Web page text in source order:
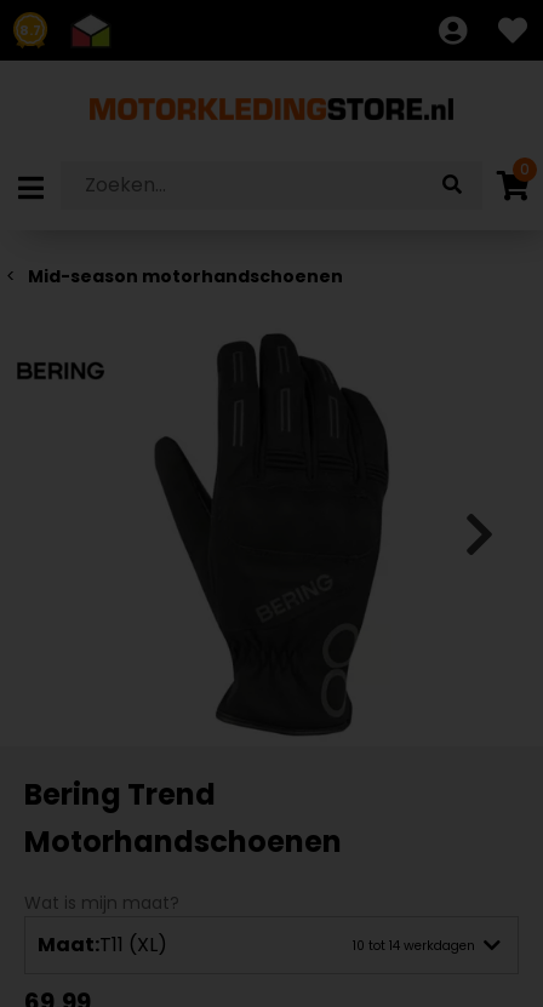
8.7
0
Mid-season motorhandschoenen
Bering Trend
Motorhandschoenen
Wat is mijn maat?
Maat:T11 (XL) 10 tot 14 werkdagen